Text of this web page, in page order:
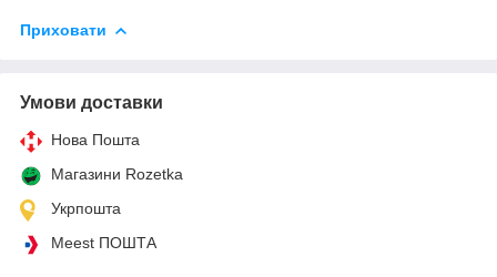
Приховати
Умови доставки
Нова Пошта
Магазини Rozetka
Укрпошта
Meest ПОШТА